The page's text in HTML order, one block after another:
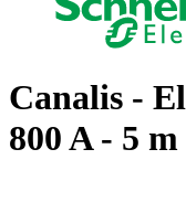
Canalis -
800 A - 5